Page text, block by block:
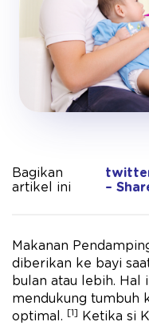
Bagikan
artikel ini
–
Makanan
diberikan ke bayi
bulan atau lebih. Hal
mendukung tumbuh
optimal. [1]
Ketika si